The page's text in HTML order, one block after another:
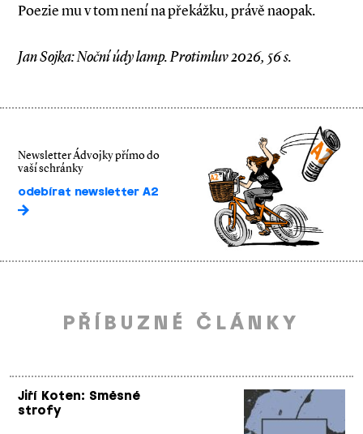
Poezie mu v tom není na překážku, právě naopak.
Jan Sojka: Noční údy lamp. Protimluv 2026, 56 s.
Newsletter Ádvojky přímo do
vaší schránky
odebírat newsletter A2
PŘÍBUZNÉ ČLÁNKY
Jiří Koten: Směsné
strofy